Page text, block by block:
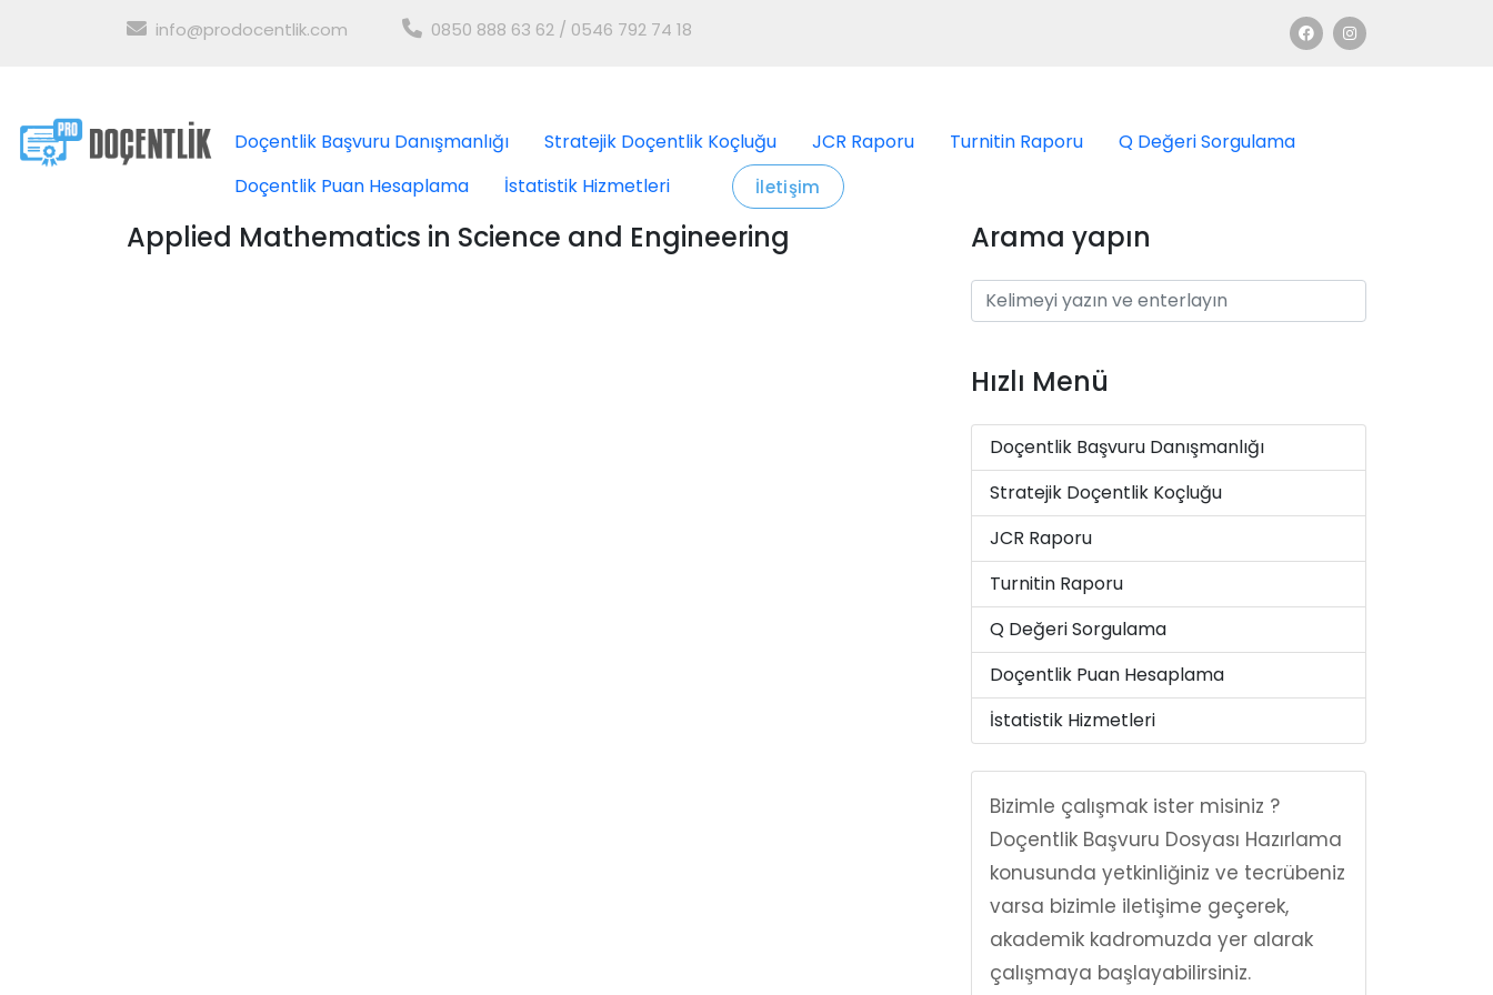
info@prodocentlik.com 0850 888 63 62 / 0546 792 74 18
Doçentlik Başvuru Danışmanlığı Stratejik Doçentlik Koçluğu JCR Raporu Turnitin Raporu
Q Değeri Sorgulama
Doçentlik Puan Hesaplama
İstatistik Hizmetleri İletişim
Applied Mathematics in Science and Engineering Arama yapın
Hızlı Menü
Doçentlik Başvuru Danışmanlığı
Stratejik Doçentlik Koçluğu
JCR Raporu
Turnitin Raporu
Q Değeri Sorgulama
Doçentlik Puan Hesaplama
İstatistik Hizmetleri
Bizimle çalışmak ister misiniz ?
Doçentlik Başvuru Dosyası Hazırlama
konusunda yetkinliğiniz ve tecrübeniz
varsa bizimle iletişime geçerek,
akademik kadromuzda yer alarak
çalışmaya başlayabilirsiniz.